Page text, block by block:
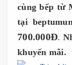
cùng bếp từ
tại
700.000Đ.
khuyến mãi.